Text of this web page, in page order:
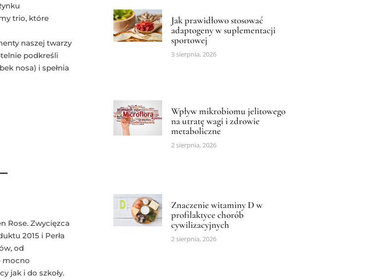
trio, które
naszej twarzy
podkreśli
nosa) i spełnia
Rose. Zwycięzca
2015 i Perła
od
mocno
jak i do szkoły.
Jak prawidłowo stosować
adaptogeny w suplementacji
sportowej
3 sierpnia, 2026
Wpływ mikrobiomu jelitowego
na utratę wagi i zdrowie
metaboliczne
2 sierpnia, 2026
Znaczenie witaminy D w
profilaktyce chorób
cywilizacyjnych
2 sierpnia, 2026